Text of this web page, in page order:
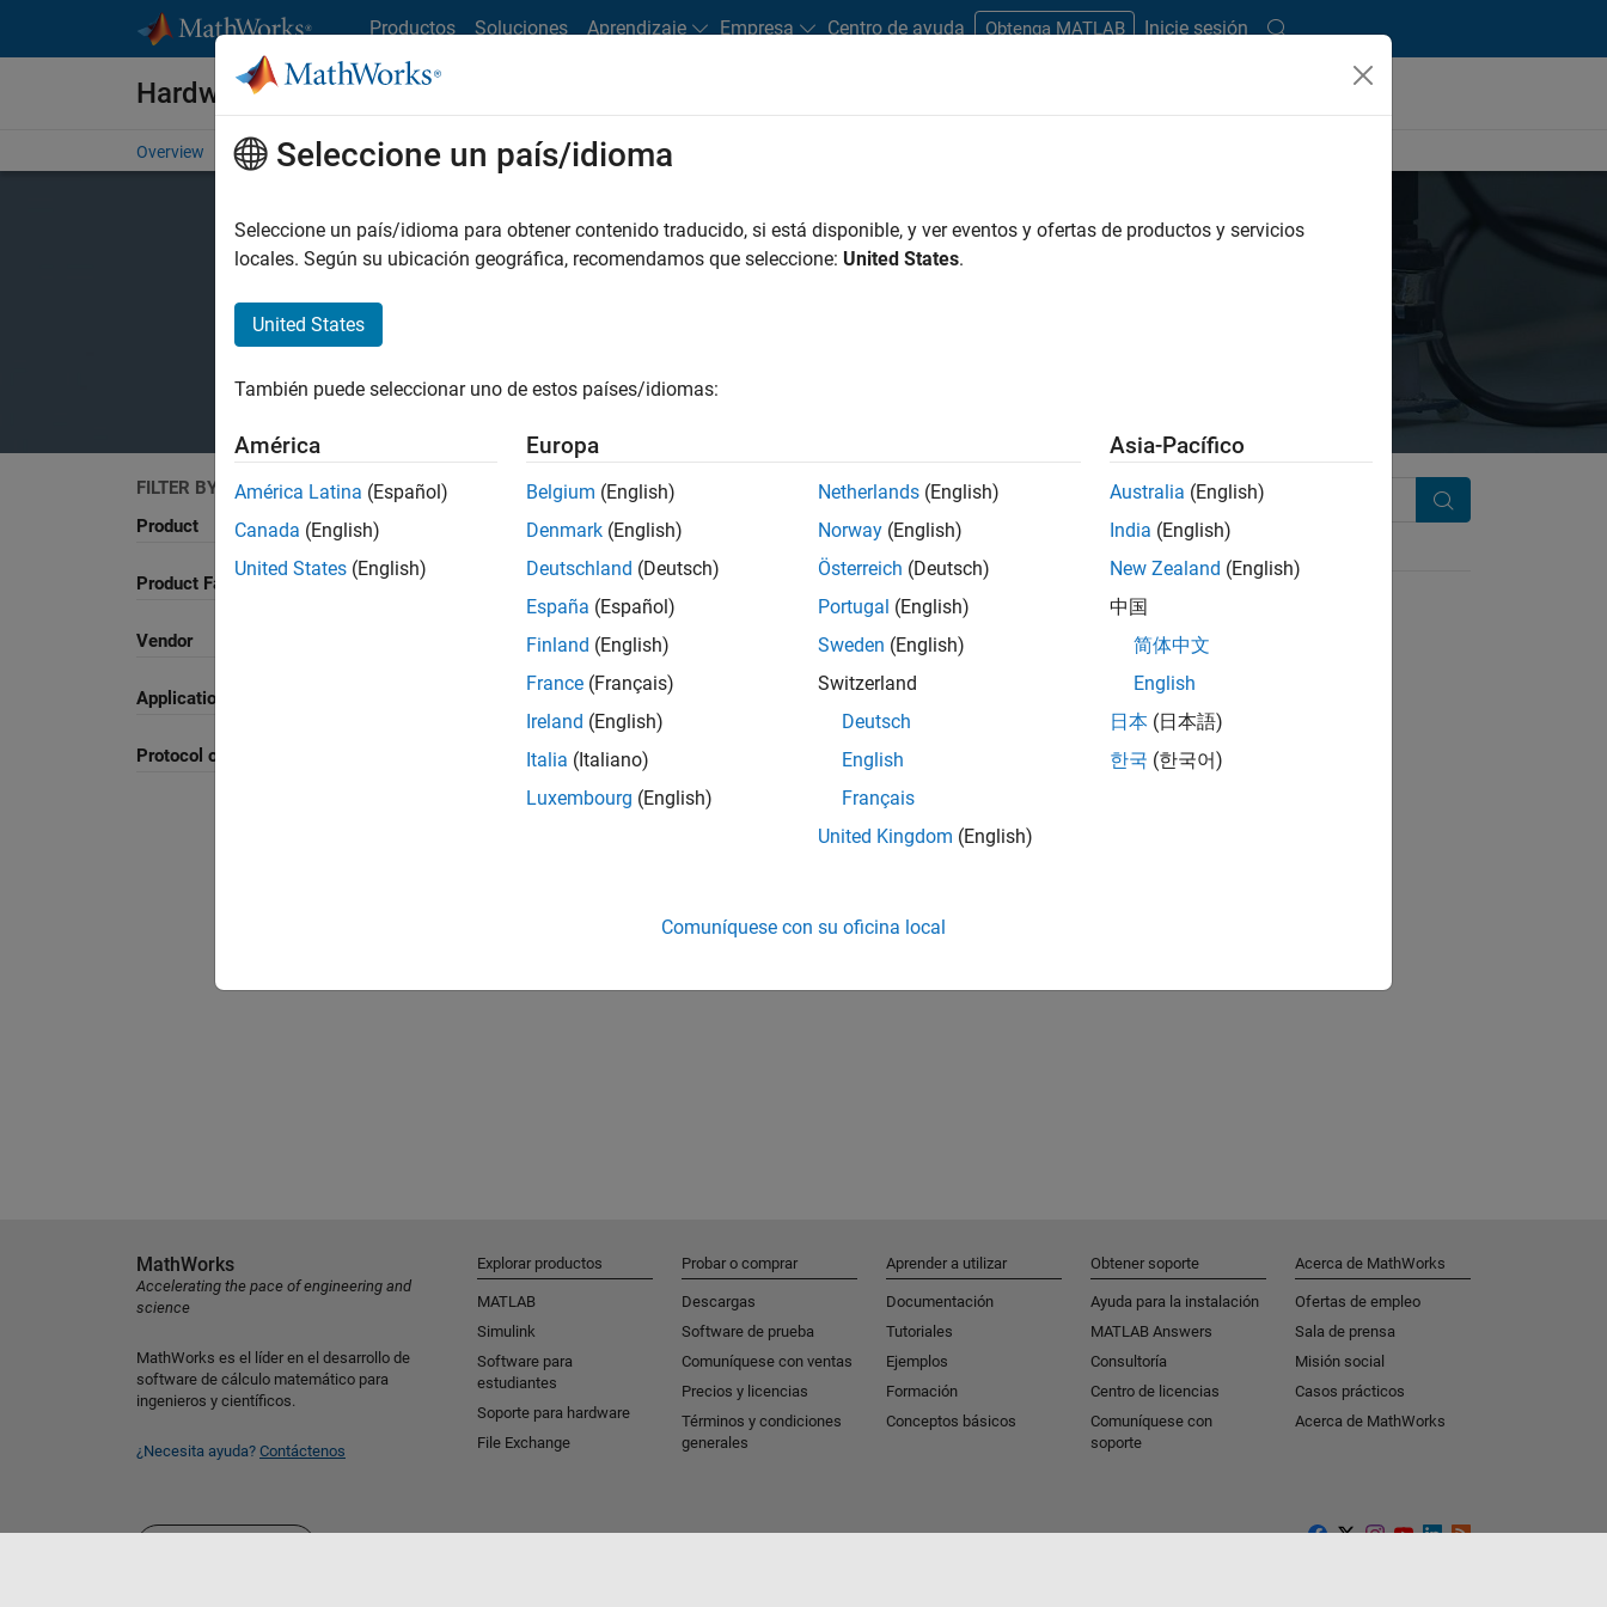
Productos Soluciones Aprendizaje Empresa Centro de ayuda Obtenga MATLAB Inicie sesión
Hardware Support
Overview Search Hardware Support Request Hardware Support
Search Hardware Support
FILTER BY
Product
Product Family and Category
Vendor
Application
Protocol or Standard
Search
Seleccione un país/idioma
Seleccione un país/idioma para obtener contenido traducido, si está disponible, y ver eventos y ofertas de productos y servicios
locales. Según su ubicación geográfica, recomendamos que seleccione: United States.
United States
También puede seleccionar uno de estos países/idiomas:
América
América Latina (Español)
Canada (English)
United States (English)
Europa
Belgium (English)
Denmark (English)
Deutschland (Deutsch)
España (Español)
Finland (English)
France (Français)
Ireland (English)
Italia (Italiano)
Luxembourg (English)
Netherlands (English)
Norway (English)
Österreich (Deutsch)
Portugal (English)
Sweden (English)
Switzerland
Deutsch
English
Français
United Kingdom (English)
Asia-Pacífico
Australia (English)
India (English)
New Zealand (English)
中国
简体中文
English
日本 (日本語)
한국 (한국어)
Comuníquese con su oficina local
MathWorks
Accelerating the pace of engineering and
science
MathWorks es el líder en el desarrollo de
software de cálculo matemático para
ingenieros y científicos.
¿Necesita ayuda? Contáctenos
Explorar productos
MATLAB
Simulink
Software para
estudiantes
Soporte para hardware
File Exchange
Probar o comprar
Descargas
Software de prueba
Comuníquese con ventas
Precios y licencias
Términos y condiciones
generales
Aprender a utilizar
Documentación
Tutoriales
Ejemplos
Formación
Conceptos básicos
Obtener soporte
Ayuda para la instalación
MATLAB Answers
Consultoría
Centro de licencias
Comuníquese con
soporte
Acerca de MathWorks
Ofertas de empleo
Sala de prensa
Misión social
Casos prácticos
Acerca de MathWorks